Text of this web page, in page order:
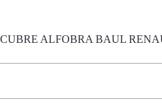
CUBRE ALFOBRA BAUL